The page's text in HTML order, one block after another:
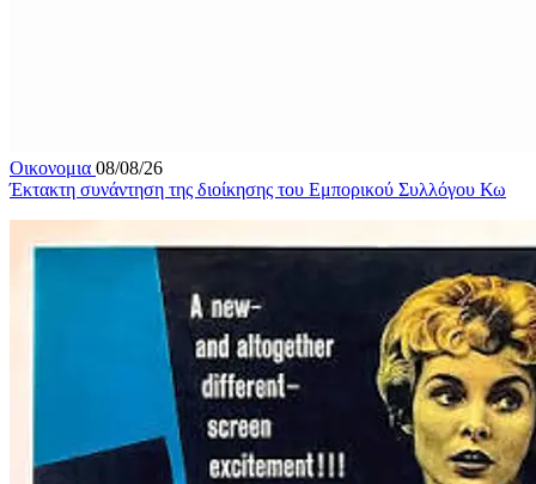
Οικονομια 08/08/26
Έκτακτη συνάντηση της διοίκησης του Εμπορικού Συλλόγου Κω